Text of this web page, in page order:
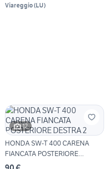
Viareggio(LU)
12
HONDA SW-T 400 CARENA
FIANCATA POSTERIORE
DESTRA 2